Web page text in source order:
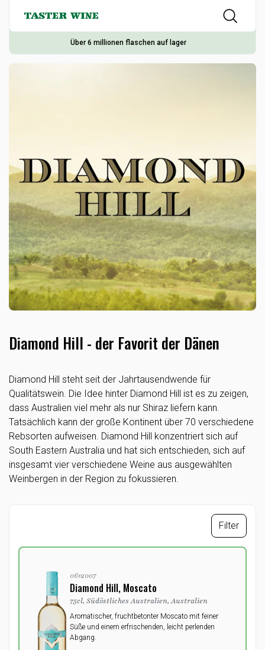
Über 6 millionen flaschen auf lager
Diamond Hill - der Favorit der Dänen
Diamond Hill steht seit der Jahrtausendwende für
Qualitätswein. Die Idee hinter Diamond Hill ist es zu zeigen,
dass Australien viel mehr als nur Shiraz liefern kann.
Tatsächlich kann der große Kontinent über 70 verschiedene
Rebsorten aufweisen. Diamond Hill konzentriert sich auf
South Eastern Australia und hat sich entschieden, sich auf
insgesamt vier verschiedene Weine aus ausgewählten
Weinbergen in der Region zu fokussieren.
Filter
0612007
Diamond Hill, Moscato
75cl, Südöstliches Australien, Australien
Aromatischer, fruchtbetonter Moscato mit feiner
Süße und einem erfrischenden, leicht perlenden
Abgang.